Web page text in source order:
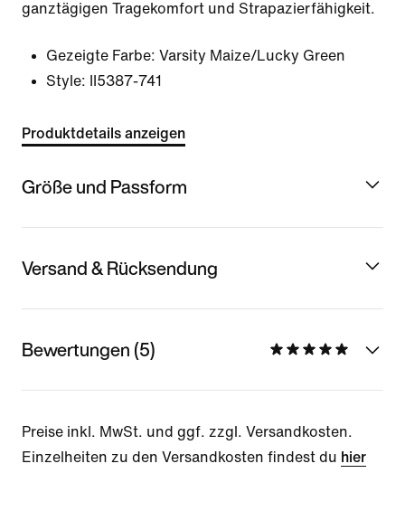
ganztägigen Tragekomfort und Strapazierfähigkeit.
Gezeigte Farbe: Varsity Maize/Lucky Green
Style:
II5387-741
Produktdetails anzeigen
Größe und Passform
Versand & Rücksendung
Bewertungen (5)
Preise inkl. MwSt. und ggf. zzgl. Versandkosten.
Einzelheiten zu den Versandkosten findest du hier